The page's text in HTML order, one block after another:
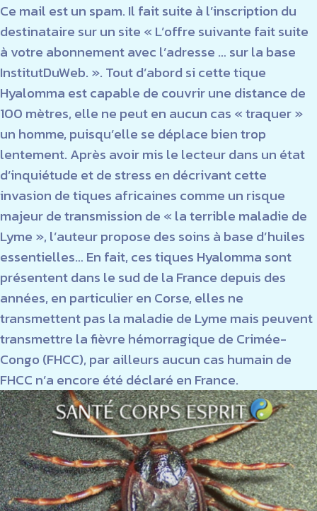
Ce mail est un spam. Il fait suite à l’inscription du
destinataire sur un site « L’offre suivante fait suite
à votre abonnement avec l’adresse … sur la base
InstitutDuWeb. ». Tout d’abord si cette tique
Hyalomma est capable de couvrir une distance de
100 mètres, elle ne peut en aucun cas « traquer »
un homme, puisqu’elle se déplace bien trop
lentement. Après avoir mis le lecteur dans un état
d’inquiétude et de stress en décrivant cette
invasion de tiques africaines comme un risque
majeur de transmission de « la terrible maladie de
Lyme », l’auteur propose des soins à base d’huiles
essentielles… En fait, ces tiques Hyalomma sont
présentent dans le sud de la France depuis des
années, en particulier en Corse, elles ne
transmettent pas la maladie de Lyme mais peuvent
transmettre la fièvre hémorragique de Crimée-
Congo (FHCC), par ailleurs aucun cas humain de
FHCC n’a encore été déclaré en France.